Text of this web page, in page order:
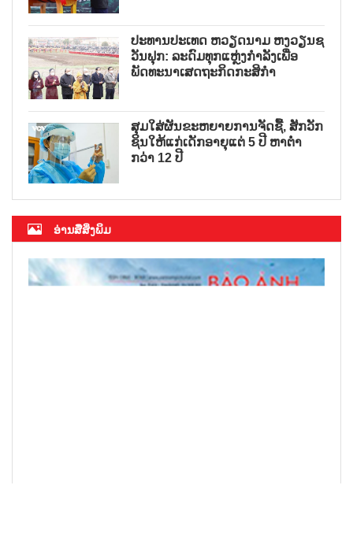
ປະທານປະເທດ ຫວຽດນາມ ຫງວຽນຊ
ວັນຟຸກ: ລະດົມທຸກແຫຼ່ງກຳລັງເພື່ອ
ພັດທະນາເສດຖະກິດກະສິກຳ
ສຸມໃສ່ຜັນຂະຫຍາຍການຈັດຊື້, ສັກວັກ
ຊິນໃຫ້ແກ່ເດັກອາຍຸແຕ່ 5 ປີ ຫາຕ່ຳ
ກວ່າ 12 ປີ
ອ່ານສື່ສິ່ງພິມ